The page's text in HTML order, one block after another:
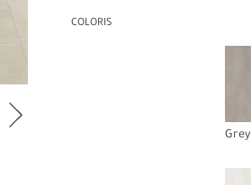
COLORIS
Grey